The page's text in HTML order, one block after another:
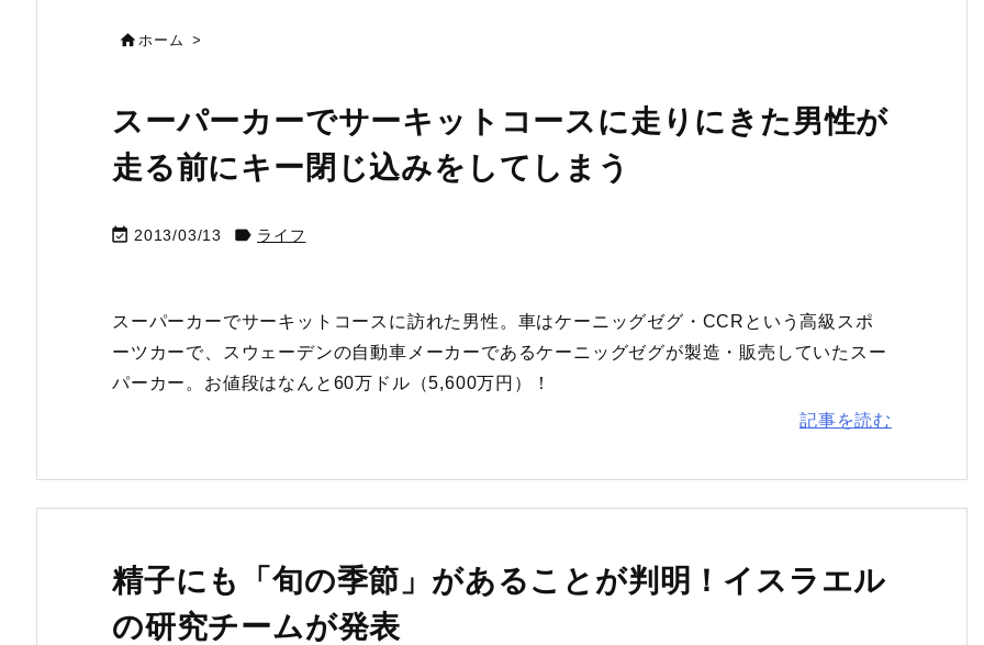
ホーム >
スーパーカーでサーキットコースに走りにきた男性が
走る前にキー閉じ込みをしてしまう
 2013/03/13  ライフ
スーパーカーでサーキットコースに訪れた男性。車はケーニッグゼグ・CCRという高級スポ
ーツカーで、スウェーデンの自動車メーカーであるケーニッグゼグが製造・販売していたスー
パーカー。お値段はなんと60万ドル（5,600万円）！
記事を読む
精子にも「旬の季節」があることが判明！イスラエル
の研究チームが発表